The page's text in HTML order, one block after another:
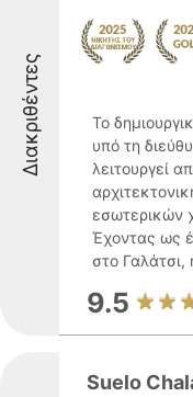
Διακριθέντες
Το
υπό τη
λειτουργεί
εσωτερικών
Έχοντας ως
στο Γαλάτσι,
9.5
Suelo